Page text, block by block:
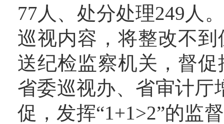
77人、处分处理249人
巡视内容，将整改不
送纪检监察机关，督
省委巡视办、省审计厅
促，发挥“1+1>2”的监